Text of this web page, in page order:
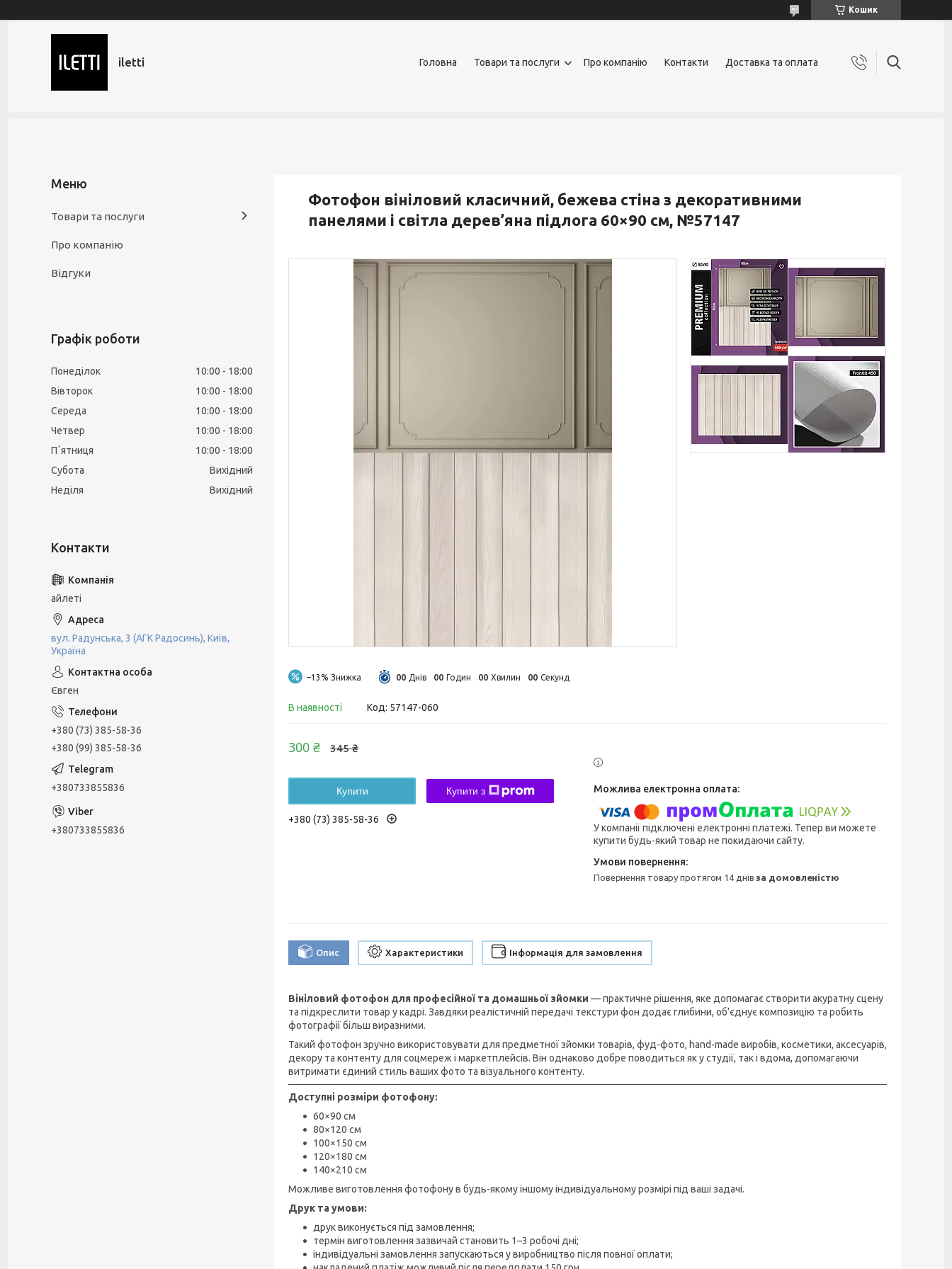
Кошик
iletti Головна Товари та послуги Про компанію Контакти Доставка та оплата
Фотофон вініловий класичний, бежева стіна з декоративними
панелями і світла дерев’яна підлога 60×90 см, №57147
–13% 00 Днів 00 Годин 00 Хвилин 00 Секунд
В наявності Код: 57147-060
345 ₴
300 ₴
Купити Купити з
+380 (73) 385-58-36
У компанії підключені електронні платежі. Тепер ви можете
купити будь-який товар не покидаючи сайту.
повернення товару протягом 14 днівза домовленістю
Опис Характеристики Інформація для замовлення
Вініловий фотофон для професійної та домашньої зйомки — практичне рішення, яке допомагає створити акуратну сцену
та підкреслити товар у кадрі. Завдяки реалістичній передачі текстури фон додає глибини, об’єднує композицію та робить
фотографії більш виразними.
Такий фотофон зручно використовувати для предметної зйомки товарів, фуд-фото, hand-made виробів, косметики, аксесуарів,
декору та контенту для соцмереж і маркетплейсів. Він однаково добре поводиться як у студії, так і вдома, допомагаючи
витримати єдиний стиль ваших фото та візуального контенту.
Доступні розміри фотофону:
60×90 см
80×120 см
100×150 см
120×180 см
140×210 см
Можливе виготовлення фотофону в будь-якому іншому індивідуальному розмірі під ваші задачі.
Друк та умови:
друк виконується під замовлення;
термін виготовлення зазвичай становить 1–3 робочі дні;
індивідуальні замовлення запускаються у виробництво після повної оплати;
Товари та послуги
Про компанію
Відгуки
Графік роботи
Понеділок 10:00
18:00
Вівторок
10:00
18:00
Середа
10:00
18:00
Четвер
10:00
18:00
Пʼятниця
10:00
18:00
Субота
Вихідний
Неділя
Вихідний
айлеті
вул. Радунська, 3 (АГК Радосинь), Київ,
Україна
Євген
+380 (73) 385-58-36
+380 (99) 385-58-36
+380733855836
+380733855836